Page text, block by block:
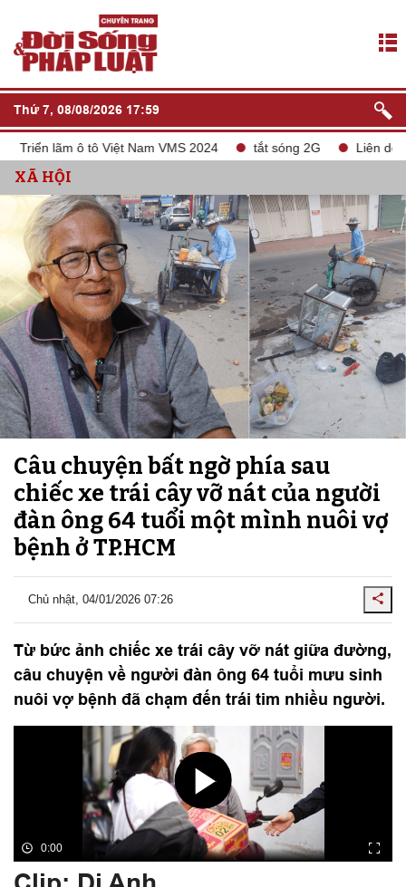
Thứ 7, 08/08/2026 17:59
ô tô Việt Nam VMS 2024 tắt sóng 2G Liên doanh Chery
XÃ HỘI
Câu chuyện bất ngờ phía sau
chiếc xe trái cây vỡ nát của người
đàn ông 64 tuổi một mình nuôi vợ
bệnh ở TP.HCM
Chủ nhật, 04/01/2026 07:26
Từ bức ảnh chiếc xe trái cây vỡ nát giữa đường,
câu chuyện về người đàn ông 64 tuổi mưu sinh
nuôi vợ bệnh đã chạm đến trái tim nhiều người.